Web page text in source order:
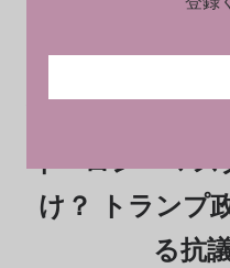
イーロン・マ
け？ トランプ
る抗